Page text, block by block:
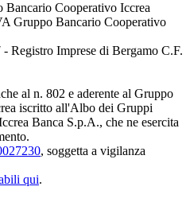
Bancario Cooperativo Iccrea
Gruppo Bancario Cooperativo
Registro Imprese di Bergamo C.F.
al n. 802 e aderente al Gruppo
iscritto all'Albo dei Gruppi
Banca S.p.A., che ne esercita
, soggetta a vigilanza
qui.